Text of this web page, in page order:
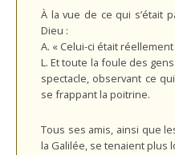
À la vue de ce qui s’était
Dieu :
A. « Celui-ci était
L. Et toute la foule des
spectacle, observant ce
se frappant la poitrine.
Tous ses amis, ainsi que
la Galilée, se tenaient plus